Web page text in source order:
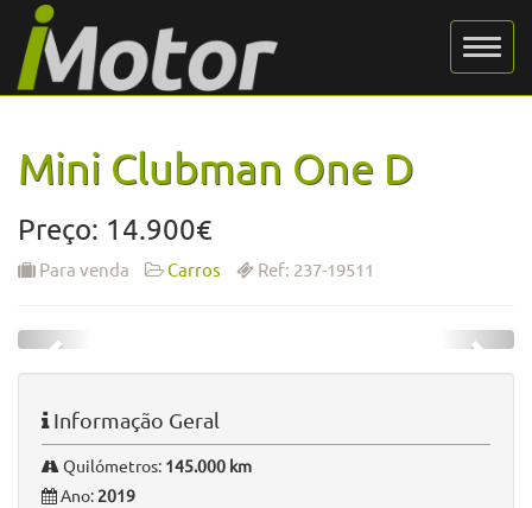
Mini Clubman One D
Preço: 14.900€
Para venda Carros Ref: 237-19511